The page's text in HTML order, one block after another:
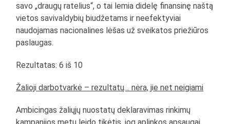
savo „draugų ratelius“, o tai lemia didelę finansinę naštą
vietos savivaldybių biudžetams ir neefektyviai
naudojamas nacionalines lėšas už sveikatos priežiūros
paslaugas.
Rezultatas: 6 iš 10
Žalioji darbotvarkė – rezultatų… nėra, jie net neigiami
Ambicingas žaliųjų nuostatų deklaravimas rinkimų